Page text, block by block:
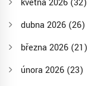
května 2026 (32)
dubna 2026 (26)
března 2026 (21)
února 2026 (23)